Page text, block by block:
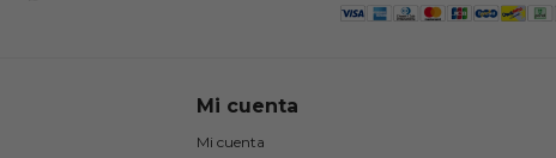
Mi cuenta
Mi cuenta